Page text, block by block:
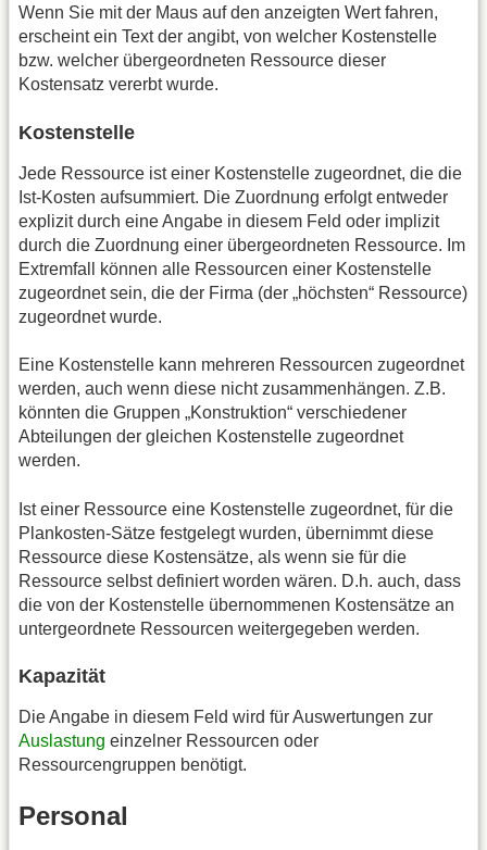
Wenn Sie mit der Maus auf den anzeigten Wert fahren,
erscheint ein Text der angibt, von welcher Kostenstelle
bzw. welcher übergeordneten Ressource dieser
Kostensatz vererbt wurde.
Kostenstelle
Jede Ressource ist einer Kostenstelle zugeordnet, die die
Ist-Kosten aufsummiert. Die Zuordnung erfolgt entweder
explizit durch eine Angabe in diesem Feld oder implizit
durch die Zuordnung einer übergeordneten Ressource. Im
Extremfall können alle Ressourcen einer Kostenstelle
zugeordnet sein, die der Firma (der „höchsten“ Ressource)
zugeordnet wurde.
Eine Kostenstelle kann mehreren Ressourcen zugeordnet
werden, auch wenn diese nicht zusammenhängen. Z.B.
könnten die Gruppen „Konstruktion“ verschiedener
Abteilungen der gleichen Kostenstelle zugeordnet
werden.
Ist einer Ressource eine Kostenstelle zugeordnet, für die
Plankosten-Sätze festgelegt wurden, übernimmt diese
Ressource diese Kostensätze, als wenn sie für die
Ressource selbst definiert worden wären. D.h. auch, dass
die von der Kostenstelle übernommenen Kostensätze an
untergeordnete Ressourcen weitergegeben werden.
Kapazität
Die Angabe in diesem Feld wird für Auswertungen zur
Auslastung einzelner Ressourcen oder
Ressourcengruppen benötigt.
Personal